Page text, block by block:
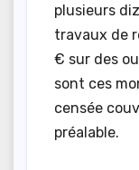
plusieurs
travaux de
€ sur des
sont ces
censée
préalable.